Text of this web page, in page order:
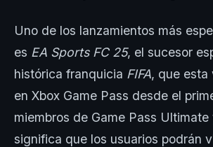
Uno de los lanzamientos más
es EA Sports FC 25, el sucesor
histórica franquicia FIFA, que esta
en Xbox Game Pass desde el
miembros de Game Pass
significa que los usuarios podrán